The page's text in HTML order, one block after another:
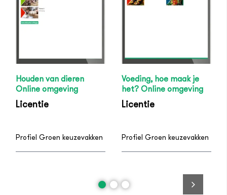
Houden van dieren
Online omgeving
Licentie
Profiel Groen keuzevakken
Voeding, hoe maak je
het? Online omgeving
Licentie
Profiel Groen keuzevakken